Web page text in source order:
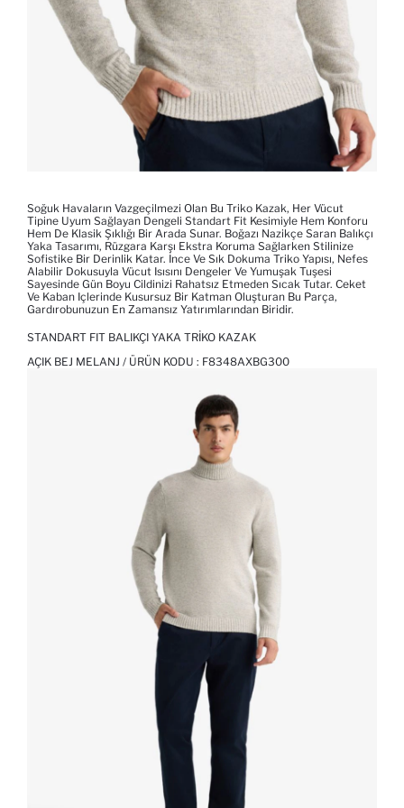
Soğuk Havaların Vazgeçilmezi Olan Bu Triko Kazak, Her Vücut
Tipine Uyum Sağlayan Dengeli Standart Fit Kesimiyle Hem Konforu
Hem De Klasik Şıklığı Bir Arada Sunar. Boğazı Nazikçe Saran Balıkçı
Yaka Tasarımı, Rüzgara Karşı Ekstra Koruma Sağlarken Stilinize
Sofistike Bir Derinlik Katar. İnce Ve Sık Dokuma Triko Yapısı, Nefes
Alabilir Dokusuyla Vücut Isısını Dengeler Ve Yumuşak Tuşesi
Sayesinde Gün Boyu Cildinizi Rahatsız Etmeden Sıcak Tutar. Ceket
Ve Kaban Içlerinde Kusursuz Bir Katman Oluşturan Bu Parça,
Gardırobunuzun En Zamansız Yatırımlarından Biridir.
STANDART FIT BALIKÇI YAKA TRIKO KAZAK
AÇIK BEJ MELANJ / ÜRÜN KODU : F8348AXBG300